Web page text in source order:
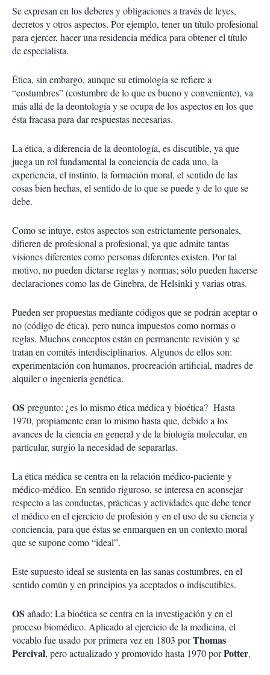
Se expresan en los deberes y obligaciones a través de leyes,
decretos y otros aspectos. Por ejemplo, tener un título profesional
para ejercer, hacer una residencia médica para obtener el título
de especialista.
Ética, sin embargo, aunque su etimología se refiere a
“costumbres” (costumbre de lo que es bueno y conveniente), va
más allá de la deontología y se ocupa de los aspectos en los que
ésta fracasa para dar respuestas necesarias.
La ética, a diferencia de la deontología, es discutible, ya que
juega un rol fundamental la conciencia de cada uno, la
experiencia, el instinto, la formación moral, el sentido de las
cosas bien hechas, el sentido de lo que se puede y de lo que se
debe.
Como se intuye, estos aspectos son estrictamente personales,
difieren de profesional a profesional, ya que admite tantas
visiones diferentes como personas diferentes existen. Por tal
motivo, no pueden dictarse reglas y normas; sólo pueden hacerse
declaraciones como las de Ginebra, de Helsinki y varias otras.
Pueden ser propuestas mediante códigos que se podrán aceptar o
no (código de ética), pero nunca impuestos como normas o
reglas. Muchos conceptos están en permanente revisión y se
tratan en comités interdisciplinarios. Algunos de ellos son:
experimentación con humanos, procreación artificial, madres de
alquiler o ingeniería genética.
OS pregunto: ¿es lo mismo ética médica y bioética? Hasta
1970, propiamente eran lo mismo hasta que, debido a los
avances de la ciencia en general y de la biología molecular, en
particular, surgió la necesidad de separarlas.
La ética médica se centra en la relación médico-paciente y
médico-médico. En sentido riguroso, se interesa en aconsejar
respecto a las conductas, prácticas y actividades que debe tener
el médico en el ejercicio de profesión y en el uso de su ciencia y
conciencia, para que éstas se enmarquen en un contexto moral
que se supone como “ideal”.
Este supuesto ideal se sustenta en las sanas costumbres, en el
sentido común y en principios ya aceptados o indiscutibles.
OS añado: La bioética se centra en la investigación y en el
proceso biomédico. Aplicado al ejercicio de la medicina, el
vocablo fue usado por primera vez en 1803 porThomas
Percival, pero actualizado y promovido hasta 1970 porPotter.